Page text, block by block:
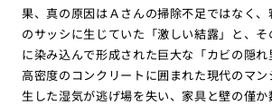
果、真の原因はＡさんの掃除不足ではなく
のサッシに生じていた「激しい結露」と、
に染み込んで形成された巨大な「カビの隠れ
高密度のコンクリートに囲まれた現代のマ
生した湿気が逃げ場を失い、家具と壁の僅